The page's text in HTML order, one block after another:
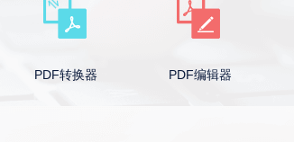
PDF编辑器 Word转PDF